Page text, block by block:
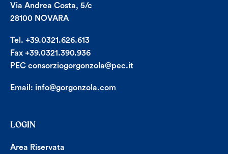
Via Andrea Costa, 5/c
28100 NOVARA
Tel. +39.0321.626.613
Fax +39.0321.390.936
PEC consorziogorgonzola@pec.it
Email: info@gorgonzola.com
LOGIN
Area Riservata